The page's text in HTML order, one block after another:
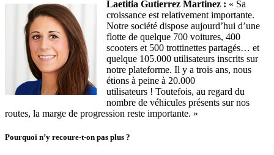
Laetitia Gutierrez Martinez : « Sa
croissance est relativement importante.
Notre société dispose aujourd’hui d’une
flotte de quelque 700 voitures, 400
scooters et 500 trottinettes partagés… et
quelque 105.000 utilisateurs inscrits sur
notre plateforme. Il y a trois ans, nous
étions à peine à 20.000
utilisateurs ! Toutefois, au regard du
nombre de véhicules présents sur nos
routes, la marge de progression reste importante. »
Pourquoi n’y recoure-t-on pas plus ?